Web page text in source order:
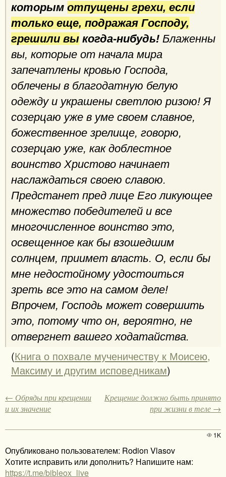
которым отпущены грехи, если
только еще, подражая Господу,
грешили вы когда-нибудь! Блаженны
вы, которые от начала мира
запечатлены кровью Господа,
облечены в благодатную белую
одежду и украшены светлою ризою! Я
созерцаю уже в уме своем славное,
божественное зрелище, говорю,
созерцаю уже, как доблестное
воинство Христово начинает
наслаждаться своею славою.
Предстанет пред лице Его ликующее
множество победителей и все
многочисленное воинство это,
освещенное как бы взошедшим
солнцем, приимет власть. О, если бы
мне недостойному удостоиться
зреть все это на самом деле!
Впрочем, Господь может совершить
это, потому что он, вероятно, не
отвергнет вашего ходатайства.
(Книга о похвале мученичеству к Моисею,
Максиму и другим исповедникам)
← Обряды при крещении
и их значение
Крещение должно быть принято
при жизни в теле →
1K
Опубликовано пользователем: Rodion Vlasov
Хотите исправить или дополнить? Напишите нам:
https://t.me/bibleox_live